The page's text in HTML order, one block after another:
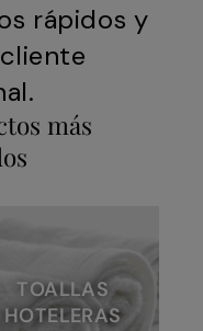
rápidos y
más
TOALLAS
HOTELERAS